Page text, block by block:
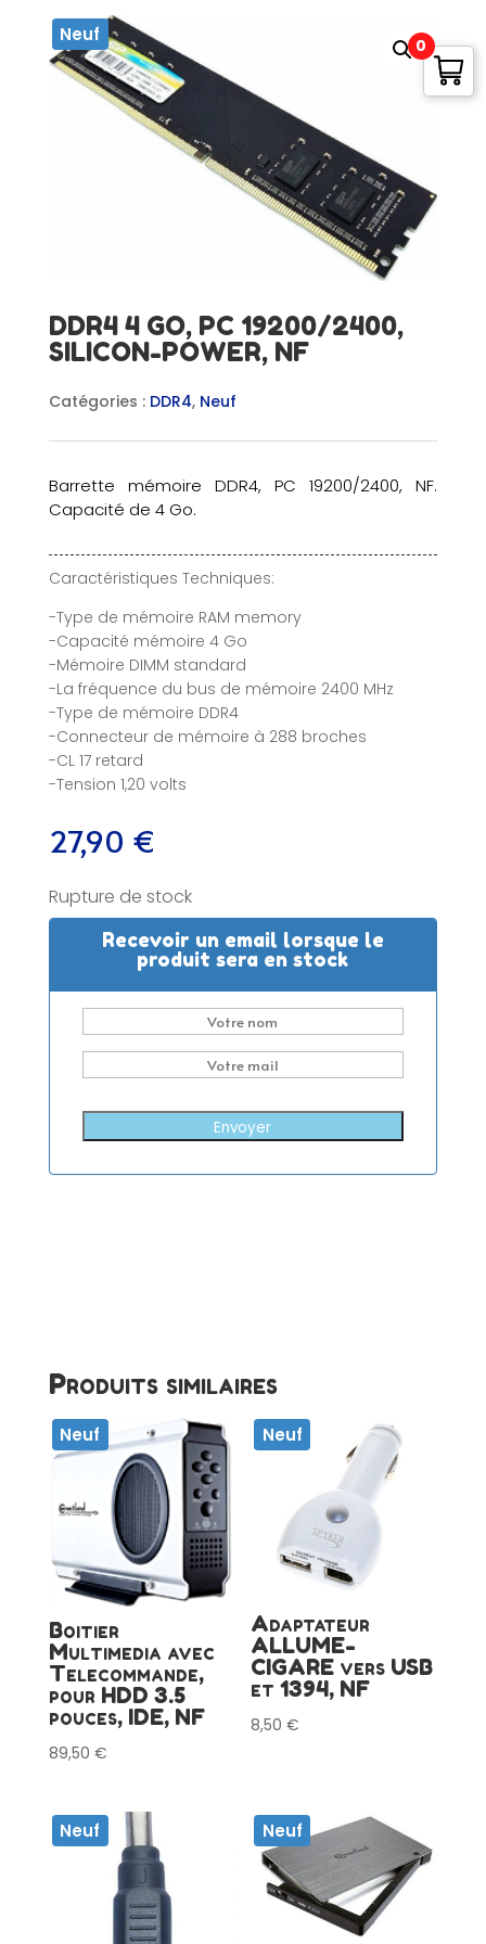
Neuf
DDR4 4 GO, PC 19200/2400,
SILICON-POWER, NF
Catégories : DDR4, Neuf
Barrette mémoire DDR4, PC 19200/2400, NF.
Capacité de 4 Go.
Caractéristiques Techniques:
-Type de mémoire RAM memory
-Capacité mémoire 4 Go
-Mémoire DIMM standard
-La fréquence du bus de mémoire 2400 MHz
-Type de mémoire DDR4
-Connecteur de mémoire à 288 broches
-CL 17 retard
-Tension 1,20 volts
27,90 €
Rupture de stock
Recevoir un email lorsque le
produit sera en stock
Envoyer
Produits similaires
Neuf
Boitier
Multimedia avec
Telecommande,
pour HDD 3.5
pouces, IDE, NF
89,50 €
Neuf
Adaptateur
ALLUME-
CIGARE vers USB
et 1394, NF
8,50€
Neuf Neuf
0